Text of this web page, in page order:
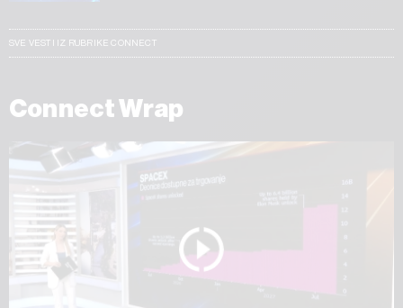
SVE VESTI IZ RUBRIKE CONNECT
Connect Wrap